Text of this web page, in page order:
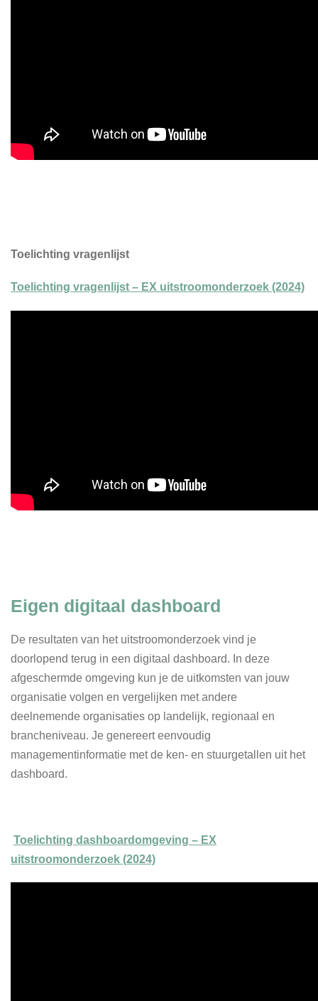
Toelichting vragenlijst
Toelichting vragenlijst – EX uitstroomonderzoek (2024)
Eigen digitaal dashboard
De resultaten van het uitstroomonderzoek vind je
doorlopend terug in een digitaal dashboard. In deze
afgeschermde omgeving kun je de uitkomsten van jouw
organisatie volgen en vergelijken met andere
deelnemende organisaties op landelijk, regionaal en
brancheniveau. Je genereert eenvoudig
managementinformatie met de ken- en stuurgetallen uit het
dashboard.
Toelichting dashboardomgeving – EX
uitstroomonderzoek (2024)